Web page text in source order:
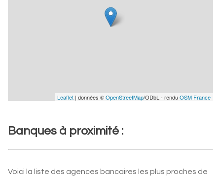
Leaflet | données ©OpenStreetMap/ODbL - renduOSM France
Banques à proximité :
Voici la liste des agences bancaires les plus proches de